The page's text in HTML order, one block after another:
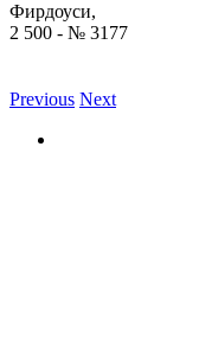
Фирдоуси,
2 500 - № 3177
Previous Next